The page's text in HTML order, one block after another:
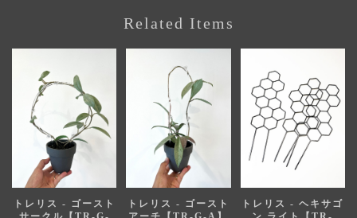
Related Items
トレリス - ゴースト
トレリス - ゴースト
トレリス - ヘキサゴ